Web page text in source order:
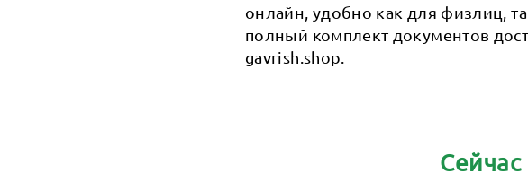
онлайн, удобно как для физлиц,
полный комплект документов
gavrish.shop.